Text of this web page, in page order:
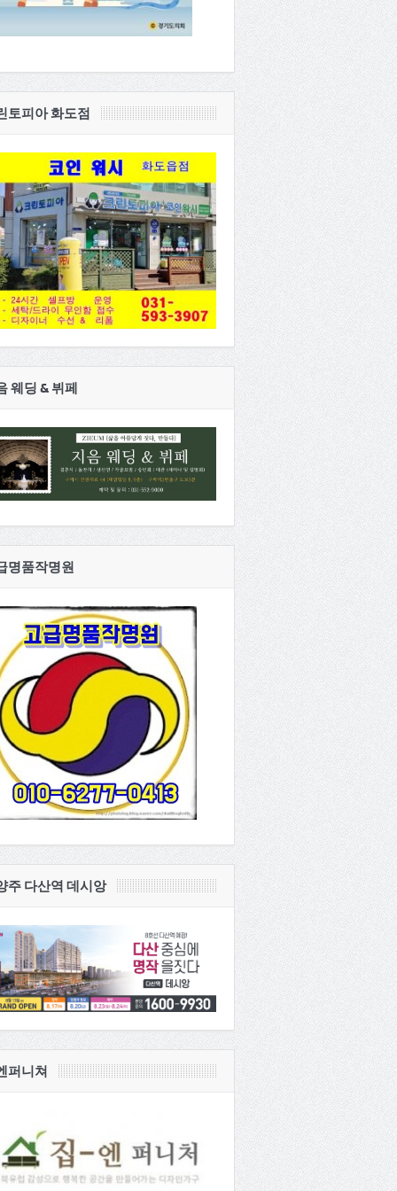
토피아 화도점
웨딩 & 뷔페
명품작명원
주 다산역 데시앙
퍼니쳐